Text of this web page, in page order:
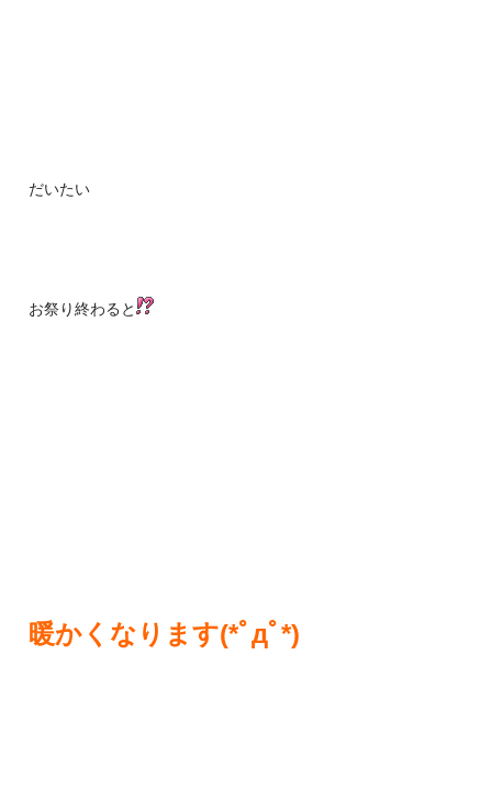
だいたい
お祭り終わると
暖かくなります(*ﾟдﾟ*)